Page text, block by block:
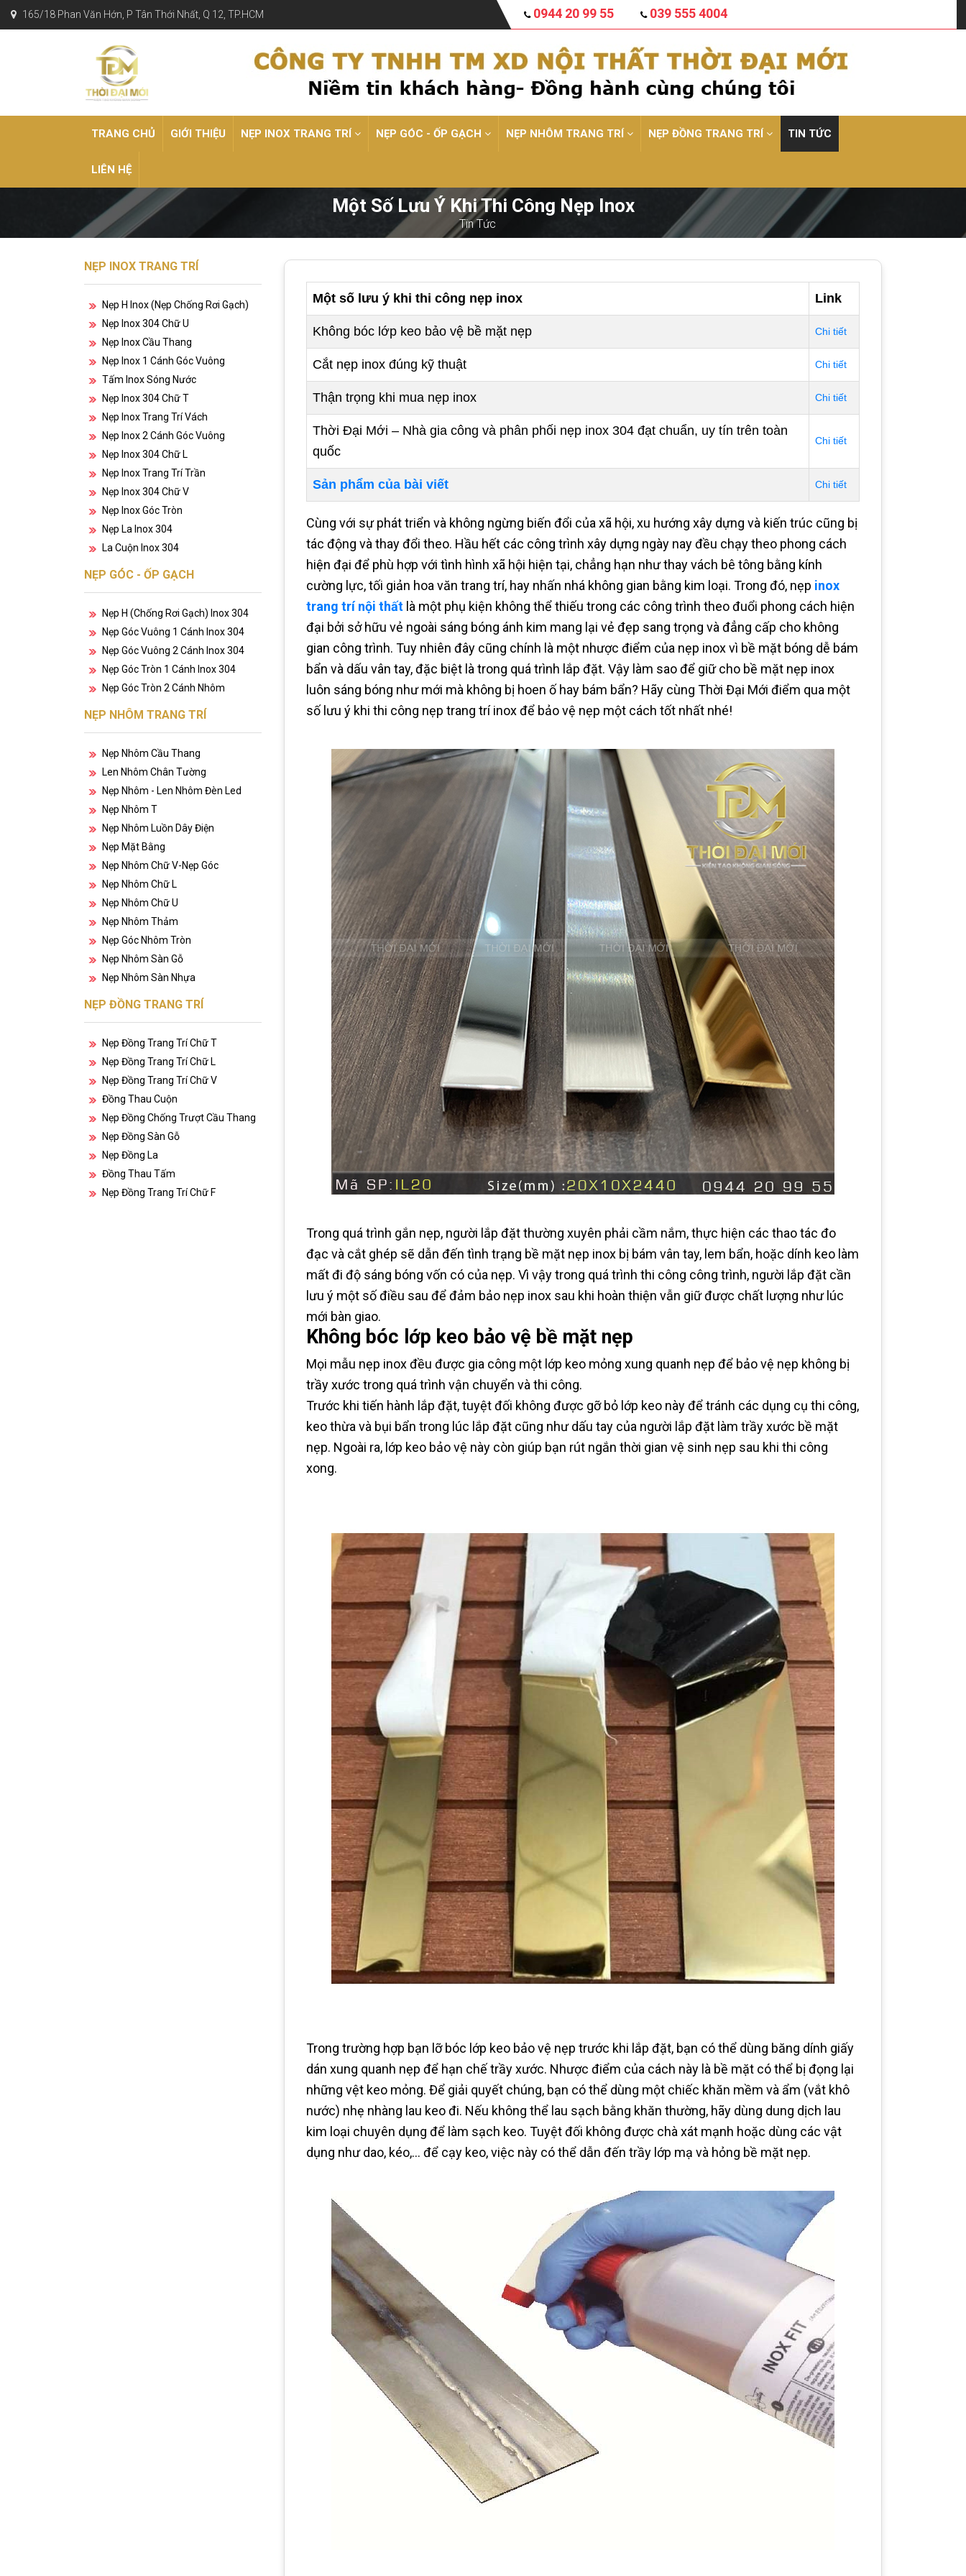
165/18 Phan Văn Hớn, P Tân Thới Nhất, Q 12, TP.HCM 0944 20 99 55 039 555 4004
TRANG CHỦ GIỚI THIỆU NẸP INOX TRANG TRÍ NẸP GÓC - ỐP GẠCH NẸP NHÔM TRANG TRÍ NẸP ĐỒNG TRANG TRÍ TIN TỨC
LIÊN HỆ
Một Số Lưu Ý Khi Thi Công Nẹp Inox
Tin Tức
NẸP INOX TRANG TRÍ
Nẹp H Inox (nẹp Chống Rơi Gạch)
Nẹp Inox 304 Chữ U
Nẹp Inox Cầu Thang
Nẹp Inox 1 Cánh Góc Vuông
Tấm Inox Sóng Nước
Nẹp Inox 304 Chữ T
Nẹp Inox Trang Trí Vách
Nẹp Inox 2 Cánh Góc Vuông
Nẹp Inox 304 Chữ L
Nẹp Inox Trang Trí Trần
Nẹp Inox 304 Chữ V
Nẹp Inox Góc Tròn
Nẹp La Inox 304
La Cuộn Inox 304
NẸP GÓC - ỐP GẠCH
Nẹp H (chống Rơi Gạch) Inox 304
Nẹp Góc Vuông 1 Cánh Inox 304
Nẹp Góc Vuông 2 Cánh Inox 304
Nẹp Góc Tròn 1 Cánh Inox 304
Nẹp Góc Tròn 2 Cánh Nhôm
NẸP NHÔM TRANG TRÍ
Nẹp Nhôm Cầu Thang
Len Nhôm Chân Tường
Nẹp Nhôm - Len Nhôm Đèn Led
Nẹp Nhôm T
Nẹp Nhôm Luồn Dây Điện
Nẹp Mặt Bằng
Nẹp Nhôm Chữ V-Nẹp Góc
Nẹp Nhôm Chữ L
Nẹp Nhôm Chữ U
Nẹp Nhôm Thảm
Nẹp Góc Nhôm Tròn
Nẹp Nhôm Sàn Gỗ
Nẹp Nhôm Sàn Nhựa
NẸP ĐỒNG TRANG TRÍ
Nẹp Đồng Trang Trí Chữ T
Nẹp Đồng Trang Trí Chữ L
Nẹp Đồng Trang Trí Chữ V
Đồng Thau Cuộn
Nẹp Đồng Chống Trượt Cầu Thang
Nẹp Đồng Sàn Gỗ
Nẹp Đồng La
Đồng Thau Tấm
Nẹp Đồng Trang Trí Chữ F
Một số lưu ý khi thi công nẹp inox Link
Không bóc lớp keo bảo vệ bề mặt nẹp Chi tiết
Cắt nẹp inox đúng kỹ thuật Chi tiết
Thận trọng khi mua nẹp inox Chi tiết
Thời Đại Mới – Nhà gia công và phân phối nẹp inox 304 đạt chuẩn, uy tín trên toàn
quốc
Chi tiết
Sản phẩm của bài viết Chi tiết
Cùng với sự phát triển và không ngừng biến đổi của xã hội, xu hướng xây dựng và kiến trúc cũng bị
tác động và thay đổi theo. Hầu hết các công trình xây dựng ngày nay đều chạy theo phong cách
hiện đại để phù hợp với tình hình xã hội hiện tại, chẳng hạn như thay vách bê tông bằng kính
cường lực, tối giản hoa văn trang trí, hay nhấn nhá không gian bằng kim loại. Trong đó, nẹp inox
trang trí nội thấtlà một phụ kiện không thể thiếu trong các công trình theo đuổi phong cách hiện
đại bởi sở hữu vẻ ngoài sáng bóng ánh kim mang lại vẻ đẹp sang trọng và đẳng cấp cho không
gian công trình. Tuy nhiên đây cũng chính là một nhược điểm của nẹp inox vì bề mặt bóng dễ bám
bẩn và dấu vân tay, đặc biệt là trong quá trình lắp đặt. Vậy làm sao để giữ cho bề mặt nẹp inox
luôn sáng bóng như mới mà không bị hoen ố hay bám bẩn? Hãy cùng Thời Đại Mới điểm qua một
số lưu ý khi thi công nẹp trang trí inox để bảo vệ nẹp một cách tốt nhất nhé!
Trong quá trình gắn nẹp, người lắp đặt thường xuyên phải cầm nắm, thực hiện các thao tác đo
đạc và cắt ghép sẽ dẫn đến tình trạng bề mặt nẹp inox bị bám vân tay, lem bẩn, hoặc dính keo làm
mất đi độ sáng bóng vốn có của nẹp. Vì vậy trong quá trình thi công công trình, người lắp đặt cần
lưu ý một số điều sau để đảm bảo nẹp inox sau khi hoàn thiện vẫn giữ được chất lượng như lúc
mới bàn giao.
Không bóc lớp keo bảo vệ bề mặt nẹp
Mọi mẫu nẹp inox đều được gia công một lớp keo mỏng xung quanh nẹp để bảo vệ nẹp không bị
trầy xước trong quá trình vận chuyển và thi công.
Trước khi tiến hành lắp đặt, tuyệt đối không được gỡ bỏ lớp keo này để tránh các dụng cụ thi công,
keo thừa và bụi bẩn trong lúc lắp đặt cũng như dấu tay của người lắp đặt làm trầy xước bề mặt
nẹp. Ngoài ra, lớp keo bảo vệ này còn giúp bạn rút ngắn thời gian vệ sinh nẹp sau khi thi công
xong.
Trong trường hợp bạn lỡ bóc lớp keo bảo vệ nẹp trước khi lắp đặt, bạn có thể dùng băng dính giấy
dán xung quanh nẹp để hạn chế trầy xước. Nhược điểm của cách này là bề mặt có thể bị đọng lại
những vệt keo mỏng. Để giải quyết chúng, bạn có thể dùng một chiếc khăn mềm và ẩm (vắt khô
nước) nhẹ nhàng lau keo đi. Nếu không thể lau sạch bằng khăn thường, hãy dùng dung dịch lau
kim loại chuyên dụng để làm sạch keo. Tuyệt đối không được chà xát mạnh hoặc dùng các vật
dụng như dao, kéo,… để cạy keo, việc này có thể dẫn đến trầy lớp mạ và hỏng bề mặt nẹp.